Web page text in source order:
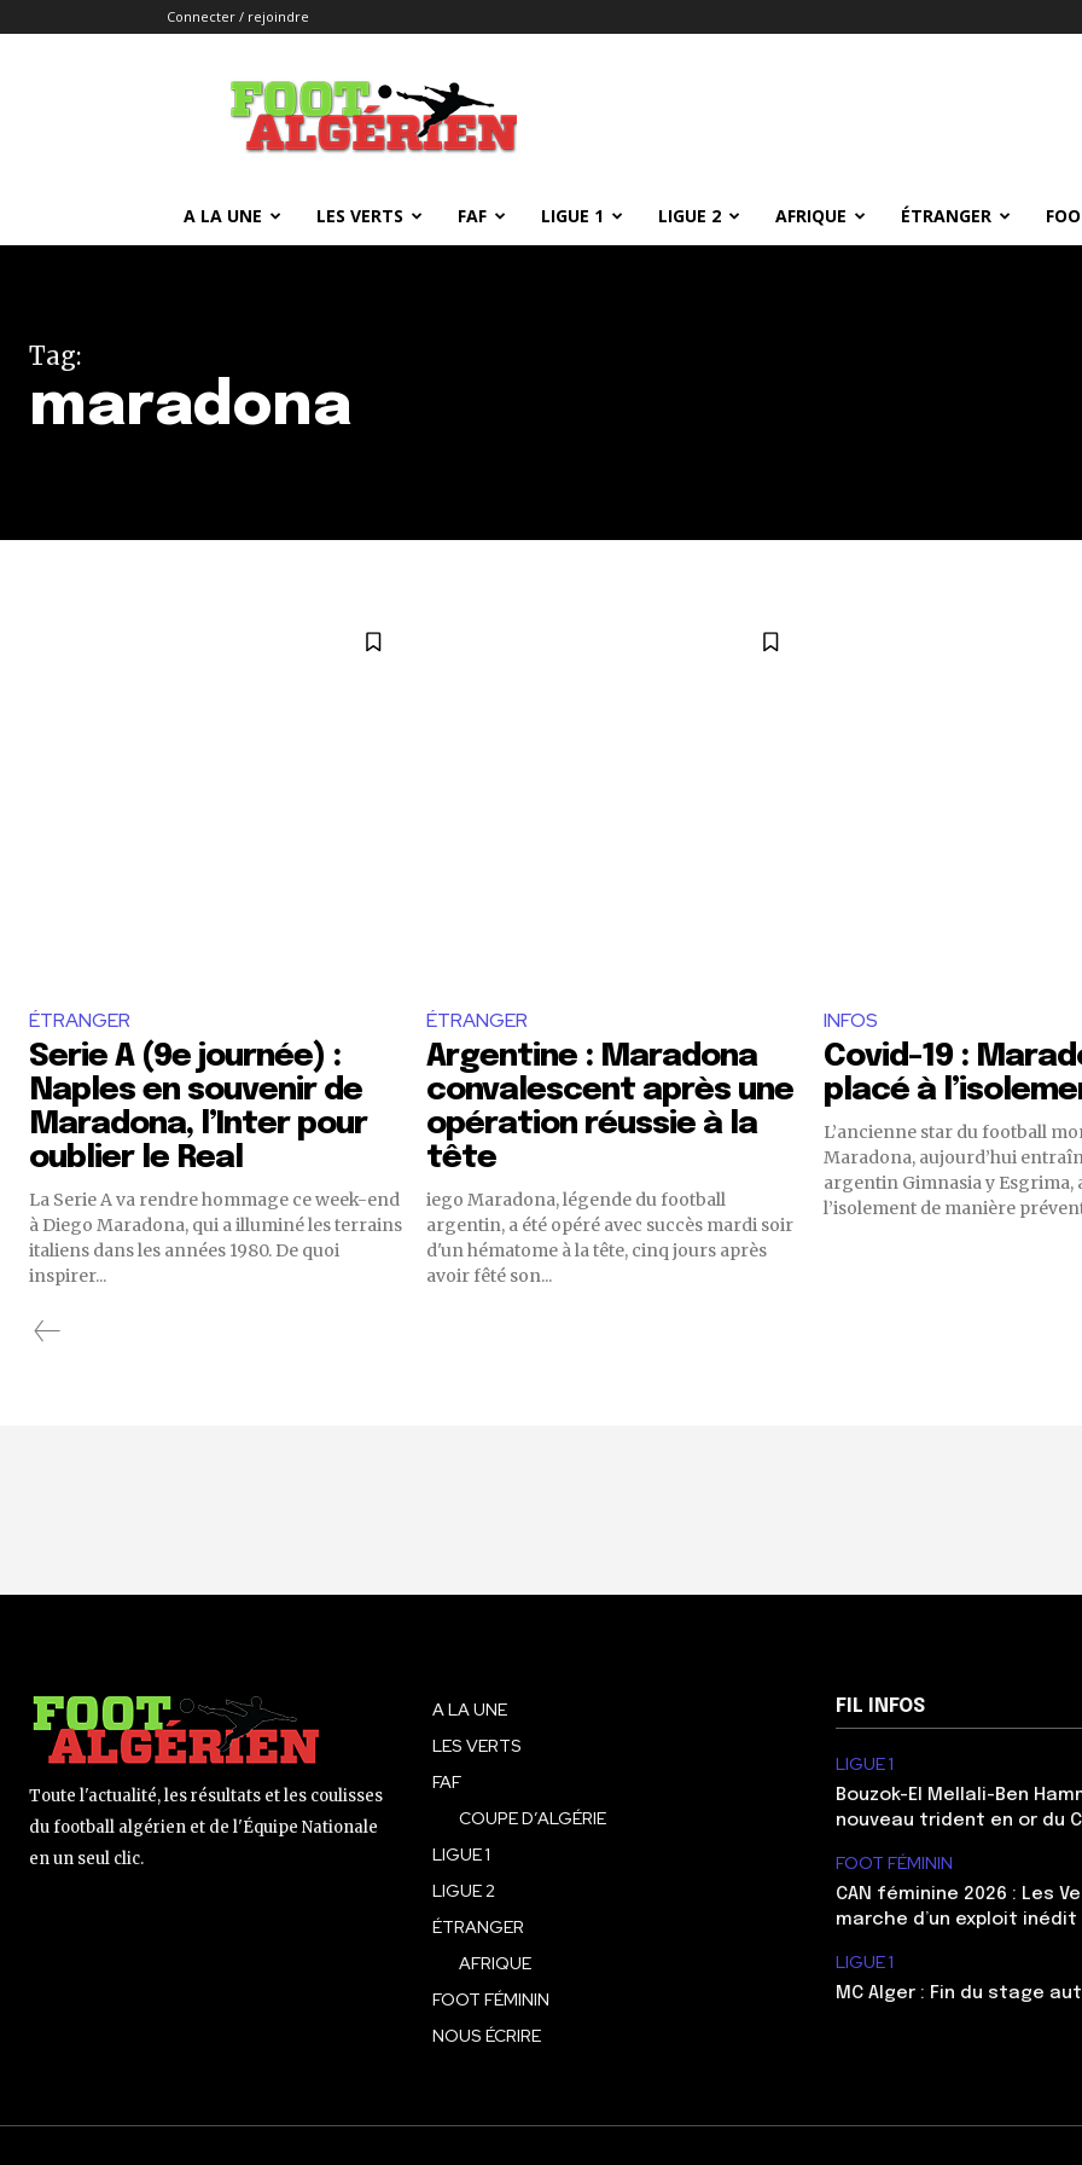
Connecter / rejoindre
FOOTALGERIEN
A LA UNE LES VERTS FAF LIGUE 1 LIGUE 2 AFRIQUE ÉTRANGER
Tag:
maradona
ÉTRANGER
Serie A (9e journée) :
Naples en souvenir de
Maradona, l’Inter pour
oublier le Real
La Serie A va rendre hommage ce week-end
à Diego Maradona, qui a illuminé les terrains
italiens dans les années 1980. De quoi
inspirer...
ÉTRANGER
Argentine : Maradona
convalescent après une
opération réussie à la
tête
iego Maradona, légende du football
argentin, a été opéré avec succès mardi soir
d'un hématome à la tête, cinq jours après
avoir fêté son...
INFOS
Covid-19 :
placé à
L’ancienne star du football
Maradona, aujourd’hui
argentin Gimnasia y Esgrima,
l’isolement de manière
Toute l'actualité, les résultats et les coulisses
du football algérien et de l'Équipe Nationale
en un seul clic.
A LA UNE
LES VERTS
FAF
COUPE D’ALGÉRIE
LIGUE 1
LIGUE 2
ÉTRANGER
AFRIQUE
FOOT FÉMININ
NOUS ÉCRIRE
FIL INFOS
LIGUE 1
Bouzok-El Mellali-Ben
nouveau trident en or du
FOOT FÉMININ
CAN féminine 2026 : Les
marche d’un exploit inédit
LIGUE 1
MC Alger : Fin du stage